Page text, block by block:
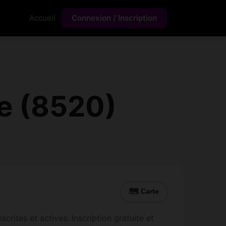
Accueil Connexion / Inscription
(8520)
🗺 Carte